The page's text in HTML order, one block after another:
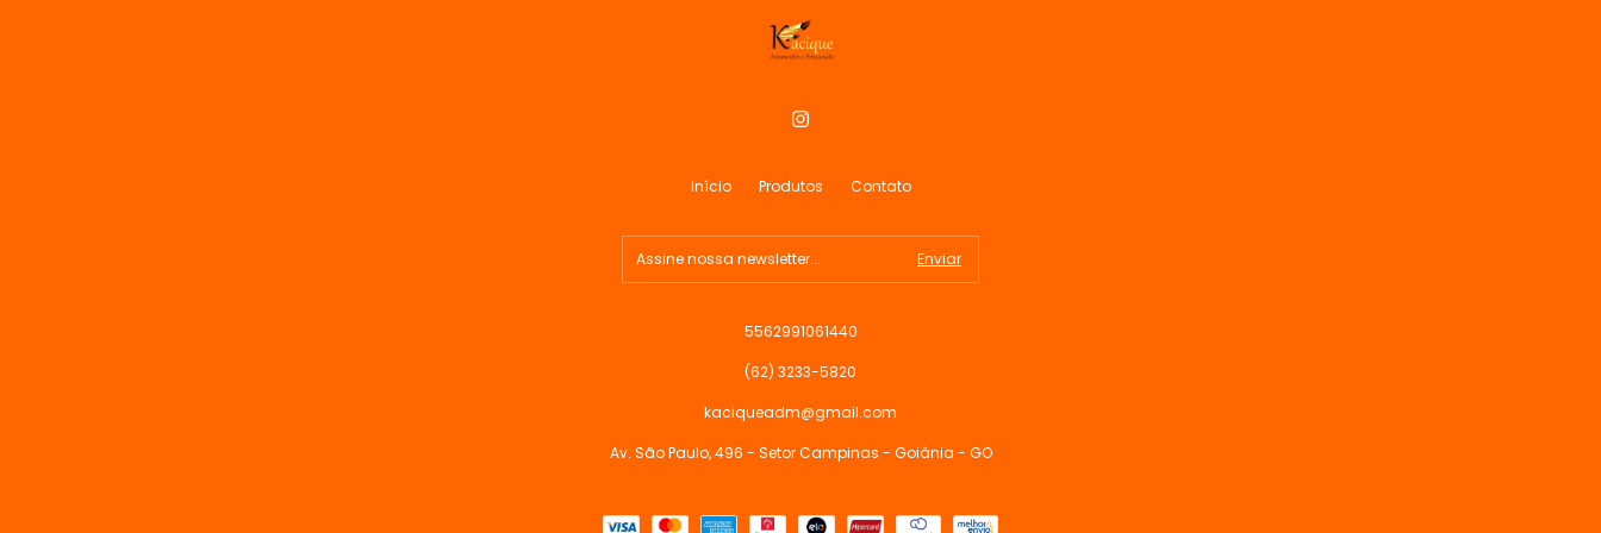
Início Produtos Contato
5562991061440
(62) 3233-5820
kaciqueadm@gmail.com
Av. São Paulo, 496 - Setor Campinas - Goiânia - GO